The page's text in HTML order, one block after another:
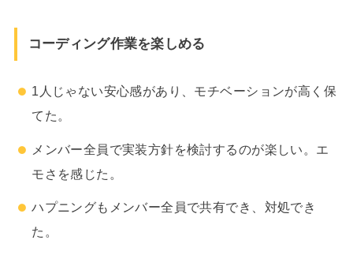
コーディング作業を楽しめる
1人じゃない安心感があり、モチベーションが高く保
てた。
メンバー全員で実装方針を検討するのが楽しい。エ
モさを感じた。
ハプニングもメンバー全員で共有でき、対処でき
た。